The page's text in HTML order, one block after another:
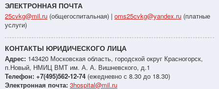
ЭЛЕКТРОННАЯ ПОЧТА
25cvkg@mil.ru (общегоспитальная) | oms25cvkg@yandex.ru (платные
услуги)
КОНТАКТЫ ЮРИДИЧЕСКОГО ЛИЦА
Адрес: 143420 Московская область, городской округ Красногорск,
п.Новый, НМИЦ ВМТ им. А. А. Вишневского, д.1
Телефон: +7(495)562-12-74 (ежедневно с 8.30 до 18.30)
Электронная почта: 3hospital@mil.ru